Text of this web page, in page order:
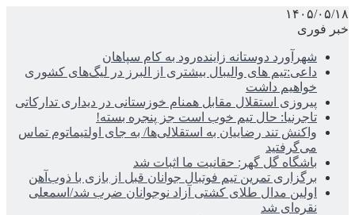
۱۴۰۵/۰۵/۱۸
خبر فوری
شهرآورد دوستانه زاینده‌رود به کام سپاهان
داعی:تیم های والیبال بیشتری از البرز در لیگ‌های کشوری
خواهیم داشت
پیروزی استقلال مقابل همنام خوزستانی در دیداری تدارکاتی
تاجرنیا: حال تیم خوب است جز پنجره بسته!
واکنش تند رضاییان به استقلالی‌ها/ به جای اولتیماتوم تماس
می‌گرفتید
باشگاه گل گهر: حقانیت ما اثبات شد
برگزاری تمرین تیم فوتبال جوانان قبل از بازی با ذوب‌آهن
اولین مدال طلای کشتی آزاد نوجوانان ضرب شد/اسمعلی
نقره‌ای شد